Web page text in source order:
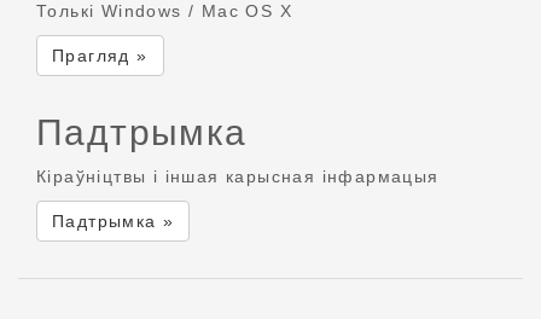
Толькі Windows / Mac OS X
Прагляд »
Падтрымка
Кіраўніцтвы і іншая карысная інфармацыя
Падтрымка »